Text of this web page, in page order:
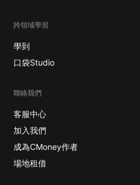
跨領域學習
學到
口袋Studio
聯絡我們
客服中心
加入我們
成為CMoney作者
場地租借